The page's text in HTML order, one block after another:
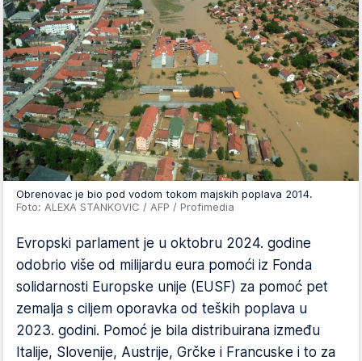
Obrenovac je bio pod vodom tokom majskih poplava 2014.
Foto: ALEXA STANKOVIC / AFP / Profimedia
Evropski parlament je u oktobru 2024. godine
odobrio više od milijardu eura pomoći iz Fonda
solidarnosti Europske unije (EUSF) za pomoć pet
zemalja s ciljem oporavka od teških poplava u
2023. godini. Pomoć je bila distribuirana između
Italije, Slovenije, Austrije, Grčke i Francuske i to za